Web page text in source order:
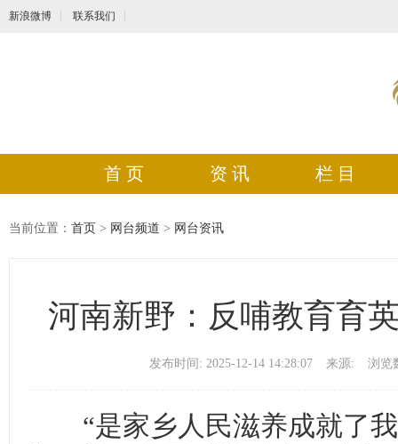
新浪微博 联系我们
首 页 资 讯 栏 目
当前位置： 首页 > 网台频道 > 网台资讯
河南新野：反哺教育育
发布时间: 2025-12-14 14:28:07 来源: 浏览
“是家乡人民滋养成就了我